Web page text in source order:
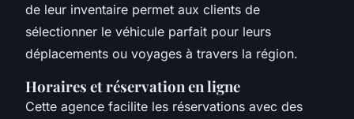
de leur inventaire permet aux clients de
sélectionner le véhicule parfait pour leurs
déplacements ou voyages à travers la région.
Horaires et réservation en ligne
Cette agence facilite les réservations avec des